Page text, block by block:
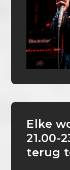
Elke
21.00-
terug